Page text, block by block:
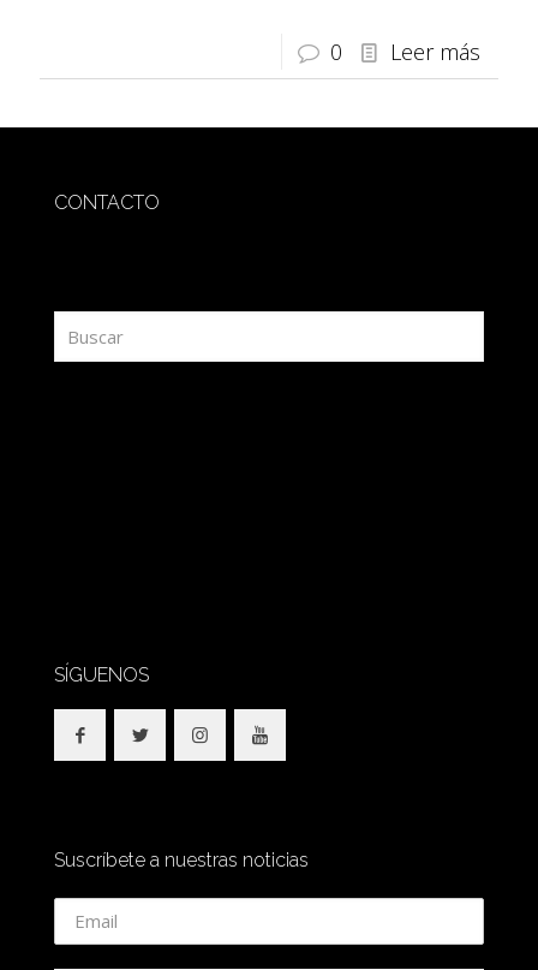
0 Leer más
CONTACTO
SÍGUENOS
Suscríbete a nuestras noticias